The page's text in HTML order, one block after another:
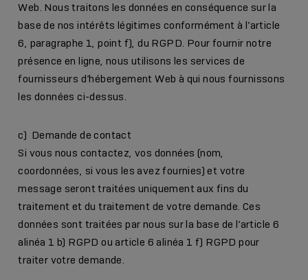
Web. Nous traitons les données en conséquence sur la
base de nos intérêts légitimes conformément à l’article
6, paragraphe 1, point f), du RGPD. Pour fournir notre
présence en ligne, nous utilisons les services de
fournisseurs d’hébergement Web à qui nous fournissons
les données ci-dessus.
c) Demande de contact
Si vous nous contactez, vos données (nom,
coordonnées, si vous les avez fournies) et votre
message seront traitées uniquement aux fins du
traitement et du traitement de votre demande. Ces
données sont traitées par nous sur la base de l’article 6
alinéa 1 b) RGPD ou article 6 alinéa 1 f) RGPD pour
traiter votre demande.